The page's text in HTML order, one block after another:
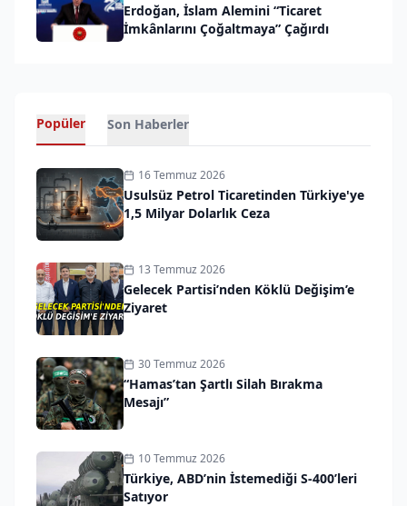
Erdoğan, İslam Alemini “Ticaret
İmkânlarını Çoğaltmaya” Çağırdı
Popüler Son Haberler
16 Temmuz 2026
Usulsüz Petrol Ticaretinden Türkiye'ye
1,5 Milyar Dolarlık Ceza
13 Temmuz 2026
Gelecek Partisi’nden Köklü Değişim’e
Ziyaret
30 Temmuz 2026
“Hamas’tan Şartlı Silah Bırakma
Mesajı”
10 Temmuz 2026
Türkiye, ABD’nin İstemediği S-400’leri
Satıyor